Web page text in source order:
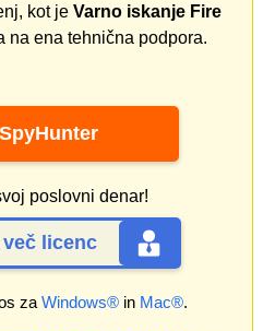
kot je Varno iskanje Fire
na ena tehnična podpora.
poslovni denar!
licenc
za Windows®in Mac®.